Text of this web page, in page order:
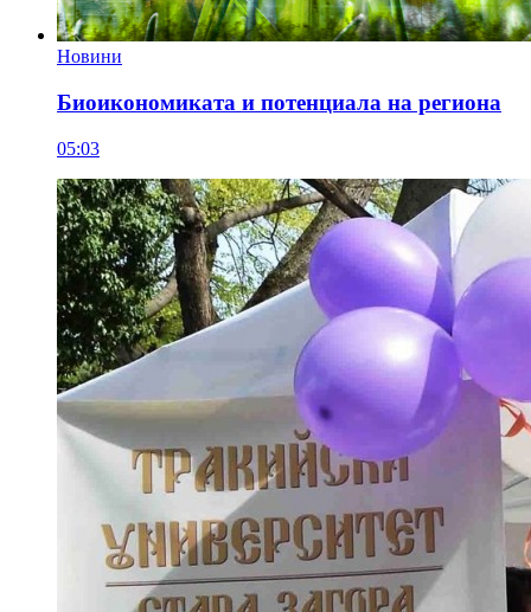
Новини
Биоикономиката и потенциала на региона
05:03